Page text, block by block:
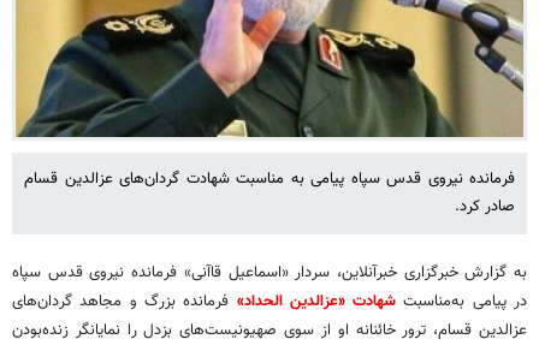
فرمانده نیروی قدس سپاه پیامی به مناسبت شهادت گردان‌های عزالدین قسام
صادر کرد.
به گزارش خبرگزاری خبرآنلاین، سردار «اسماعیل قاآنی» فرمانده نیروی قدس سپاه
در پیامی به‌مناسبت شهادت «عزالدین الحداد» فرمانده بزرگ و مجاهد گردان‌های
عزالدین قسام، ترور خائنانه او از سوی صهیونیست‌های بزدل را نمایانگر زنده‌بودن